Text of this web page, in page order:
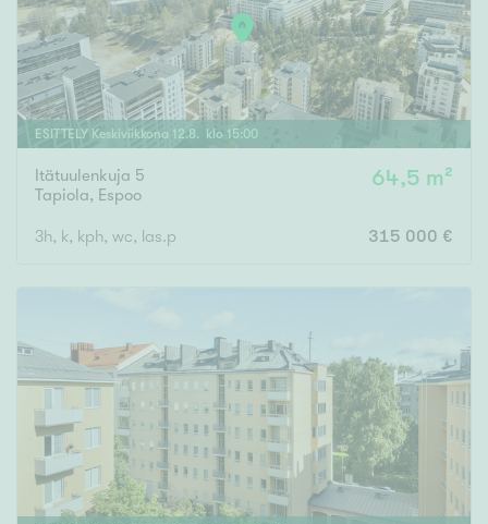
ESITTELY Keskiviikkona 12.8. klo 15:00
Itätuulenkuja 5
Tapiola, Espoo
64,5 m²
3h, k, kph, wc, las.p 315 000 €